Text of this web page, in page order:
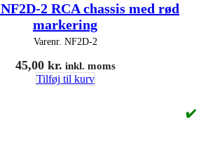
2 RCA chassis med rød
markering
Varenr. NF2D-2
45,00 kr. inkl. moms
Tilføj til kurv
✔️